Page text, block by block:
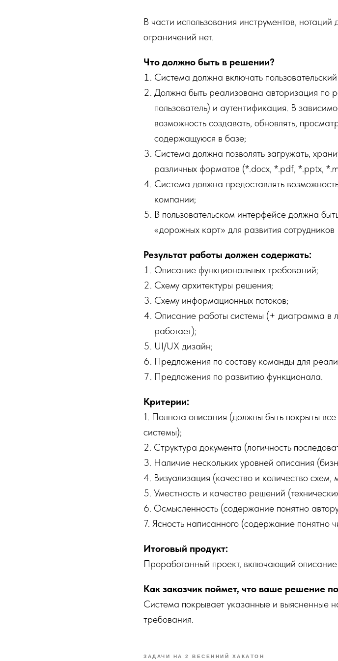
В части использования инструментов,
ограничений нет.
Что должно быть в решении?
Система должна включать
Должна быть реализована авторизация по
пользователь) и аутентификация. В
возможность создавать, обновлять,
содержащуюся в базе;
Система должна позволять загружать,
различных форматов (*.docx, *.pdf, *.pptx,
Система должна предоставлять
компании;
В пользовательском интерфейсе должна
«дорожных карт» для развития сотрудников
Результат работы должен содержать:
Описание функциональных требований;
Схему архитектуры решения;
Схему информационных потоков;
Описание работы системы (+ диаграмма в
работает);
UI/UX дизайн;
Предложения по составу команды для
Предложения по развитию функционала.
Критерии:
1. Полнота описания (должны быть покрыты
системы);
2. Структура документа (логичность
3. Наличие нескольких уровней описания
4. Визуализация (качество и количество схем,
5. Уместность и качество решений
6. Осмысленность (содержание понятно
7. Ясность написанного (содержание понятно
Итоговый продукт:
Проработанный проект, включающий
Как заказчик поймет, что ваше решение
Система покрывает указанные и выясненные
требования.
ЗАДАЧИ НА 2 ВЕСЕННИЙ ХАКАТОН